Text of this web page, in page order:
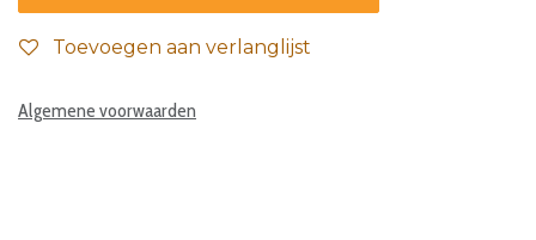
Toevoegen aan verlanglijst
Algemene voorwaarden